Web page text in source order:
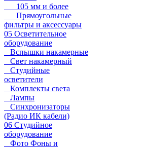
105 мм и более
Прямоугольные
фильтры и аксессуары
05 Осветительное
оборудование
Вспышки накамерные
Свет накамерный
Студийные
осветители
Комплекты света
Лампы
Синхронизаторы
(Радио ИК кабели)
06 Студийное
оборудование
Фото Фоны и